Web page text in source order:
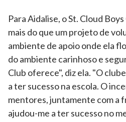
Para Aidalise, o St. Cloud
mais do que um projeto de
ambiente de apoio onde ela
do ambiente carinhoso e
Club oferece", diz ela. "O
a ter sucesso na escola. O
mentores, juntamente com a
ajudou-me a ter sucesso no